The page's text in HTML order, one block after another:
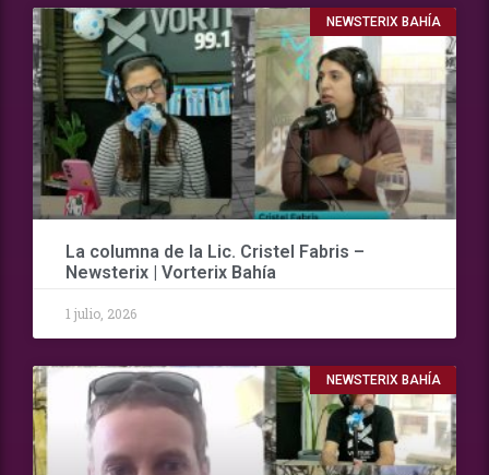
NEWSTERIX BAHÍA
La columna de la Lic. Cristel Fabris –
Newsterix | Vorterix Bahía
1 julio, 2026
NEWSTERIX BAHÍA